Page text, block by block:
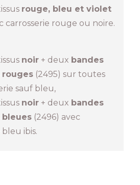
rouge, bleu et violet
carrosserie rouge ou noire.
noir + deux bandes
(2495) sur toutes
sauf bleu,
noir + deux bandes
bleues (2496) avec
ibis.